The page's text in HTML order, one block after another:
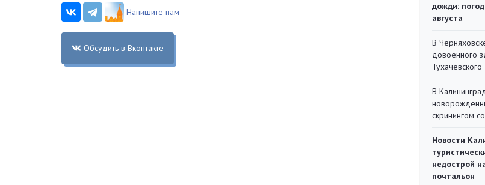
Напишите нам
Обсудить в Вконтакте
дожди:
августа
В
довоенного
Тухачевского
В
скринингом
Новости
недострой
почтальон